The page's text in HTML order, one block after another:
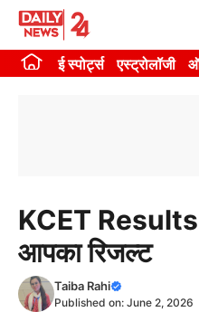
Skip
contentई स्पोर्ट्स एस्ट्रोलॉजी
KCET Results
आपका रिजल्ट
Taiba Rahi
Published on: June 2, 2026